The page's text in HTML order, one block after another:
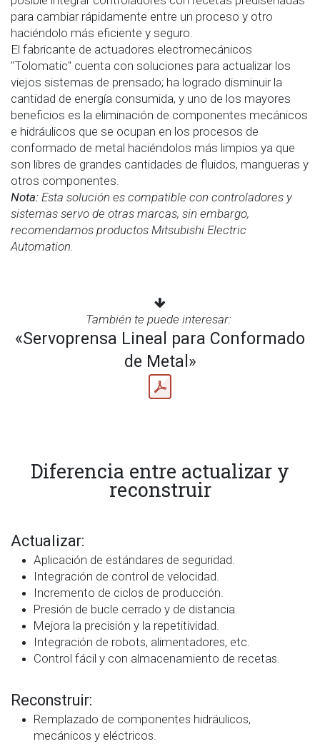
para cambiar rápidamente entre un proceso y otro
haciéndolo más eficiente y seguro.
El fabricante de actuadores electromecánicos
"Tolomatic" cuenta con soluciones para actualizar los
viejos sistemas de prensado; ha logrado disminuir la
cantidad de energía consumida, y uno de los mayores
beneficios es la eliminación de componentes mecánicos
e hidráulicos que se ocupan en los procesos de
conformado de metal haciéndolos más limpios ya que
son libres de grandes cantidades de fluidos, mangueras y
otros componentes.
Nota: Esta solución es compatible con controladores y
sistemas servo de otras marcas, sin embargo,
recomendamos productos Mitsubishi Electric
Automation.
También te puede interesar:
«Servoprensa Lineal para Conformado
de Metal»
Diferencia entre actualizar y
reconstruir
Actualizar:
Aplicación de estándares de seguridad.
Integración de control de velocidad.
Incremento de ciclos de producción.
Presión de bucle cerrado y de distancia.
Mejora la precisión y la repetitividad.
Integración de robots, alimentadores, etc.
Control fácil y con almacenamiento de recetas.
Reconstruir:
Remplazado de componentes hidráulicos,
mecánicos y eléctricos.